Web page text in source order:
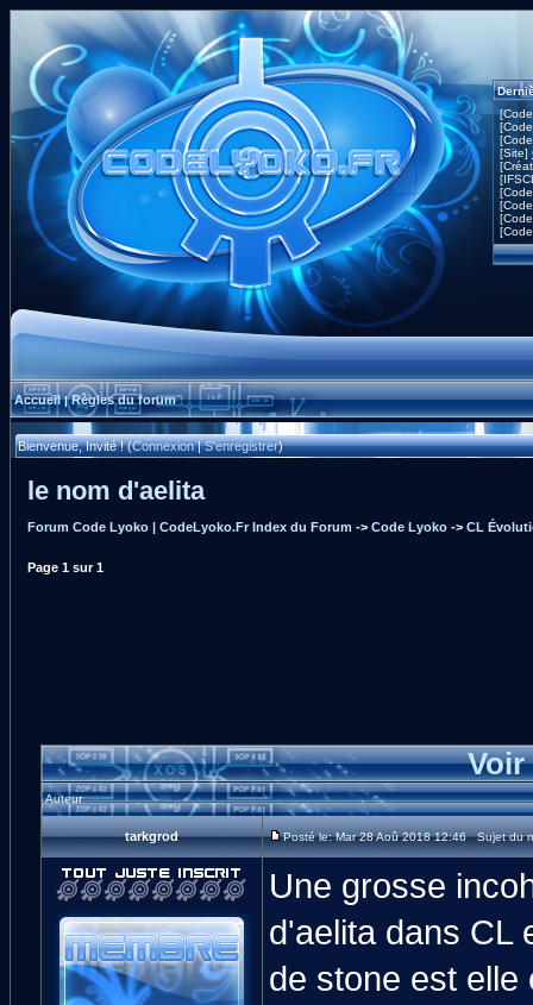
[Site]
Accueil|Règles du forum
Bienvenue, Invité ! (Connexion|S'enregistrer)
le nom d'aelita
Forum Code Lyoko | CodeLyoko.Fr Index du Forum -> Code Lyoko -> CL
Page 1 sur1
Voir
Auteur
tarkgrod Posté le: Mar 28 Aoû 2018 12:46 Sujet du
Une grosse
d'aelita dans CL
de stone est elle